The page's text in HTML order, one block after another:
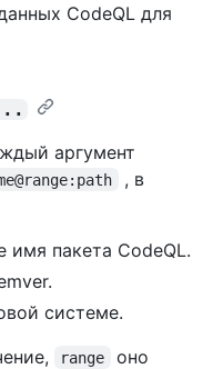
CodeQL для
аргумент
, в
имя пакета CodeQL.
системе.
range оно